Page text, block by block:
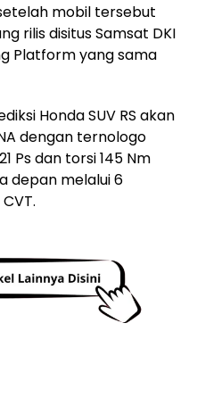
mobil tersebut
rilis disitus Samsat DKI
Platform yang sama
Honda SUV RS akan
dengan ternologo
Ps dan torsi 145 Nm
depan melalui 6